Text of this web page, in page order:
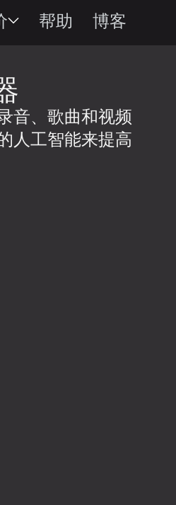
帮助 博客
音、歌曲和视频
人工智能来提高